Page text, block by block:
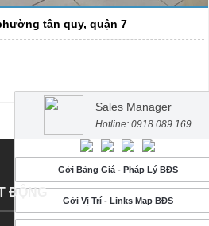
tân quy, quận 7
Sales Manager
Hotline: 0918.089.169
Gởi Bảng Giá - Pháp Lý BĐS
Gởi Vị Trí - Links Map BĐS
ĐỘNG